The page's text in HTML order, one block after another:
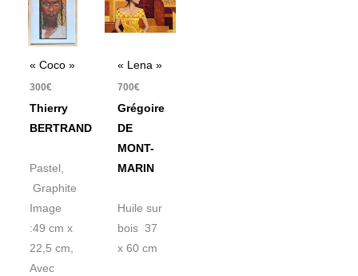
« Coco »
300€
Thierry
BERTRAND
Pastel,
Graphite
Image
:49 cm x
22,5 cm,
Avec
« Lena »
700€
Grégoire
DE
MONT-
MARIN
Huile sur
bois 37
x 60 cm